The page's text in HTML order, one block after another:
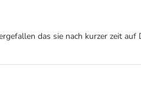
das sie nach kurzer zeit